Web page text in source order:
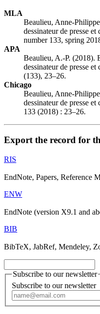
MLA
Beaulieu, Anne-
dessinateur de presse et
number 133, spring
APA
Beaulieu, A.-P. (2018).
dessinateur de presse et
(133), 23–26.
Chicago
Beaulieu, Anne-
dessinateur de presse et
133 (2018) : 23–26.
Export the record for
RIS
EndNote, Papers, Reference
ENW
EndNote (version X9.1 and
BIB
BibTeX, JabRef, Mendeley,
Subscribe to our newsletter
Subscribe to our newsletter